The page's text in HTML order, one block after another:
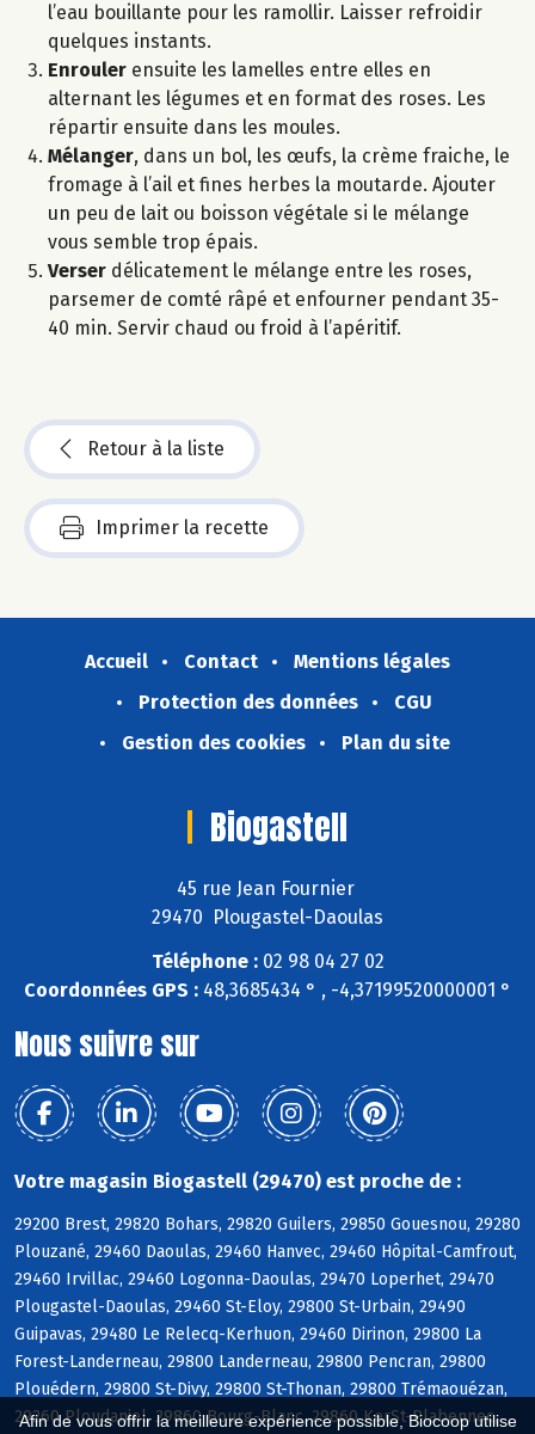
Afin de vous offrir la meilleure expérience possible, Biocoop utilise
l’eau bouillante pour les ramollir. Laisser refroidir
quelques instants.
Enrouler ensuite les lamelles entre elles en
alternant les légumes et en format des roses. Les
répartir ensuite dans les moules.
Mélanger, dans un bol, les œufs, la crème fraiche, le
fromage à l’ail et fines herbes la moutarde. Ajouter
un peu de lait ou boisson végétale si le mélange
vous semble trop épais.
Verser délicatement le mélange entre les roses,
parsemer de comté râpé et enfourner pendant 35-
40 min. Servir chaud ou froid à l’apéritif.
Retour à la liste
Imprimer la recette
Accueil Contact
Mentions légales
Protection des données
CGU
Gestion des cookies
Plan du site
Biogastell
45 rue Jean Fournier
29470 Plougastel-Daoulas
Téléphone :02 98 04 27 02
Coordonnées GPS : 48,3685434 ° , -4,37199520000001 °
Nous suivre sur
Votre magasin Biogastell (29470) est proche de :
29200 Brest, 29820 Bohars, 29820 Guilers, 29850 Gouesnou, 29280
Plouzané, 29460 Daoulas, 29460 Hanvec, 29460 Hôpital-Camfrout,
29460 Irvillac, 29460 Logonna-Daoulas, 29470 Loperhet, 29470
Plougastel-Daoulas, 29460 St-Eloy, 29800 St-Urbain, 29490
Guipavas, 29480 Le Relecq-Kerhuon, 29460 Dirinon, 29800 La
Forest-Landerneau, 29800 Landerneau, 29800 Pencran, 29800
Plouédern, 29800 St-Divy, 29800 St-Thonan, 29800 Trémaouézan,
29260 Ploudaniel, 29860 Bourg-Blanc, 29860 KerSt-Plabennec,